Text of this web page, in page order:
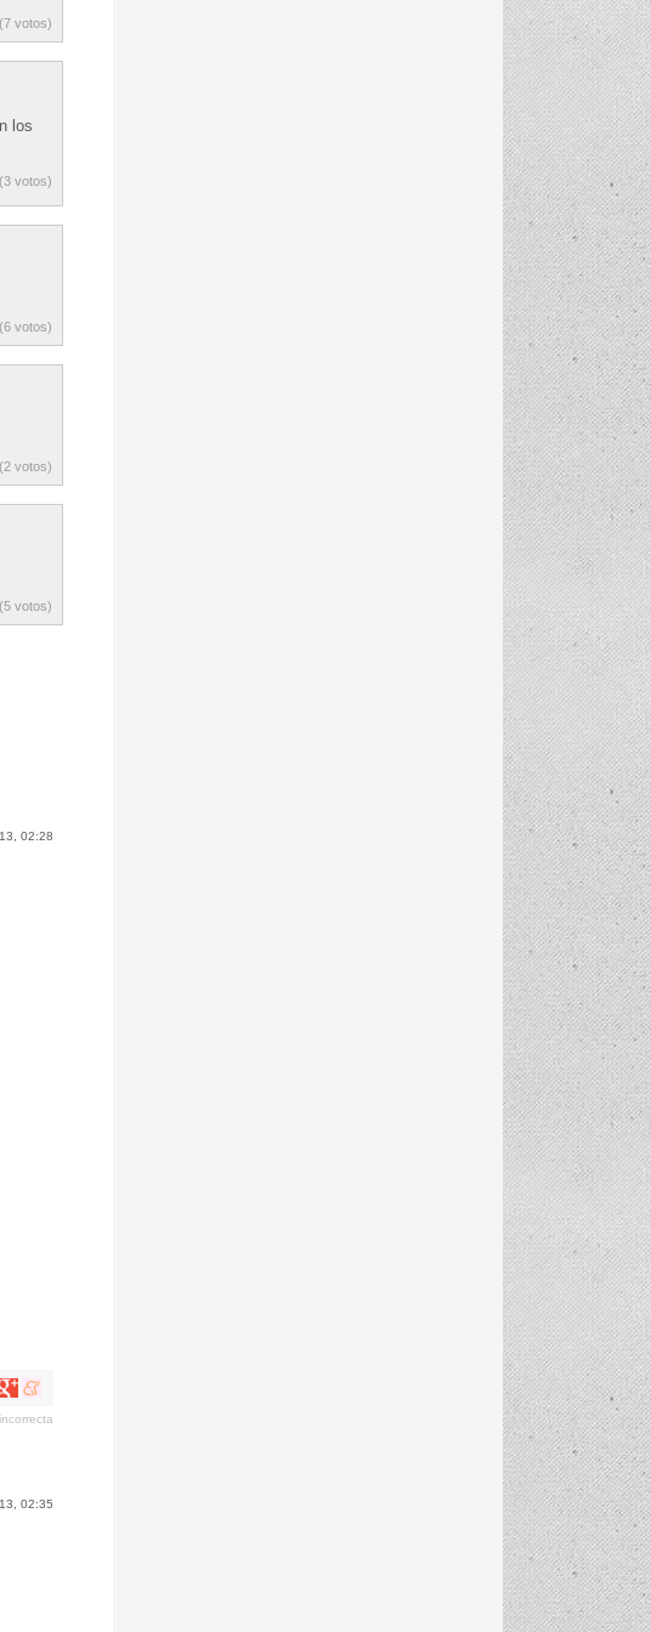
(7 votos)
los
(3 votos)
(6 votos)
(2 votos)
(5 votos)
02:28
Compartir
Google+
Compartir
meneame
02:35